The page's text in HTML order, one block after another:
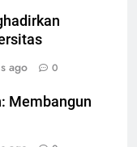
ago 0
Membangun